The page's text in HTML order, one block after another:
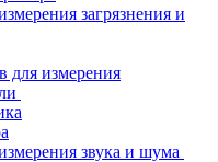
загрязнения и
для измерения
звука и шума